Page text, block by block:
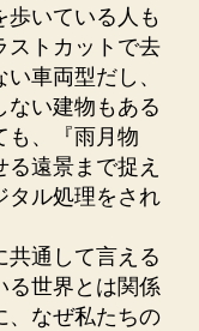
歩いている人も
ストカットで去
車両型だし、
ない建物もある
も、『雨月物
遠景まで捉え
タル処理をされ
共通して言える
る世界とは関係
、なぜ私たちの